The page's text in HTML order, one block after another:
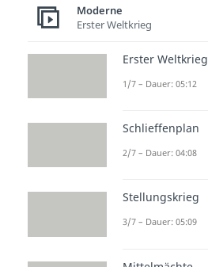
Moderne
Erster Weltkrieg
Erster Weltkrieg
1/7 – Dauer: 05:12
Schlieffenplan
2/7 – Dauer: 04:08
Stellungskrieg
3/7 – Dauer: 05:09